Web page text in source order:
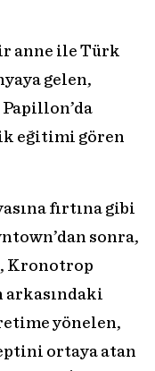
anne ile Türk
gelen,
eğitimi gören
fırtına gibi
sonra,
Kronotrop
arkasındaki
yönelen,
ortaya atan